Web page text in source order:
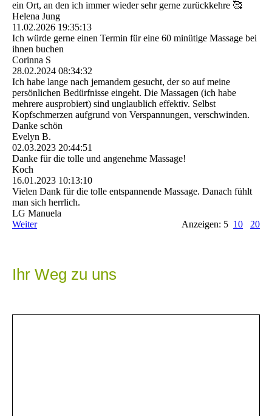
ein Ort, an den ich immer wieder sehr gerne zurückkehre 🥰
Helena Jung
11.02.2026 19:35:13
Ich würde gerne einen Termin für eine 60 minütige Massage bei
ihnen buchen
Corinna S
28.02.2024 08:34:32
Ich habe lange nach jemandem gesucht, der so auf meine
persönlichen Bedürfnisse eingeht. Die Massagen (ich habe
mehrere ausprobiert) sind unglaublich effektiv. Selbst
Kopfschmerzen aufgrund von Verspannungen, verschwinden.
Danke schön
Evelyn B.
02.03.2023 20:44:51
Danke für die tolle und angenehme Massage!
Koch
16.01.2023 10:13:10
Vielen Dank für die tolle entspannende Massage. Danach fühlt
man sich herrlich.
LG Manuela
Weiter
Anzeigen: 5 10 20
Ihr Weg zu uns